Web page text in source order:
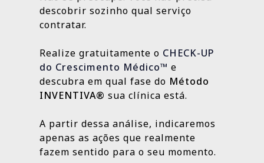
Fazer meu CHECK-UP Gratuito
resultados e aprimorando o que ainda
pode crescer.
Outras, como SEO Médico, Gestão do Blog e
construção de autoridade digital, são
resultados sólidos e duradouros ao longo
do tempo.
Por isso trabalhamos com um método
médio e longo prazo para garantir
crescimento sustentável.
descobrir sozinho qual serviço
contratar.
Realize gratuitamente o CHECK-UP
do Crescimento Médico™ e
descubra em qual fase do Método
INVENTIVA® sua clínica está.
A partir dessa análise, indicaremos
apenas as ações que realmente
fazem sentido para o seu momento.